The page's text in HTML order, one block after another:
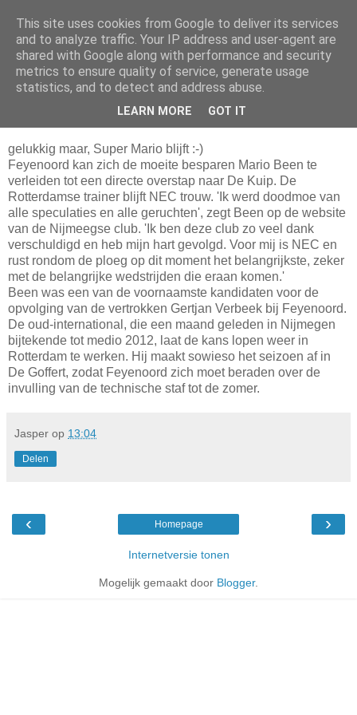
Da_Blog
You don't put a bumpersticker on a Bentley
maandag, januari 19, 2009
gelukkig maar, Super Mario blijft :-)
Feyenoord kan zich de moeite besparen Mario Been te
verleiden tot een directe overstap naar De Kuip. De
Rotterdamse trainer blijft NEC trouw. 'Ik werd doodmoe van
alle speculaties en alle geruchten', zegt Been op de website
van de Nijmeegse club. 'Ik ben deze club zo veel dank
verschuldigd en heb mijn hart gevolgd. Voor mij is NEC en
rust rondom de ploeg op dit moment het belangrijkste, zeker
met de belangrijke wedstrijden die eraan komen.'
Been was een van de voornaamste kandidaten voor de
opvolging van de vertrokken Gertjan Verbeek bij Feyenoord.
De oud-international, die een maand geleden in Nijmegen
bijtekende tot medio 2012, laat de kans lopen weer in
Rotterdam te werken. Hij maakt sowieso het seizoen af in
De Goffert, zodat Feyenoord zich moet beraden over de
invulling van de technische staf tot de zomer.
Jasper op 13:04
Delen
‹ ›
Homepage
Internetversie tonen
Mogelijk gemaakt door Blogger.
This site uses cookies from Google to deliver its services
and to analyze traffic. Your IP address and user-agent are
shared with Google along with performance and security
metrics to ensure quality of service, generate usage
statistics, and to detect and address abuse.
LEARN MORE GOT IT